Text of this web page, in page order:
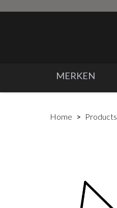
MERKEN
Home Products